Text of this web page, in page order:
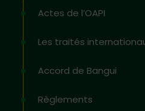
Actes de l’OAPI
Les traités
Accord de Bangui
Règlements